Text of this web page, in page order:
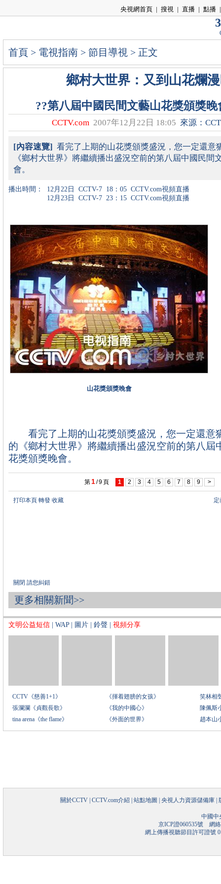
央視網首頁 | 搜視 | 直播 | 點播 |
首頁 > 電視指南 > 節目導視 > 正文
鄉村大世界：又到山花爛
??第八屆中國民間文藝山花獎頒獎晚
CCTV.com 2007年12月22日 18:05 來源：
[內容速覽] 看完了上期的山花獎頒獎盛況，您一定還意
《鄉村大世界》將繼續播出盛況空前的第八屆中國民間
會。
播出時間： 12月22日 CCTV-7 18：05 CCTV.com視頻直播
12月23日 CCTV-7 23：15 CCTV.com視頻直播
山花獎頒獎晚會
看完了上期的山花獎頒獎盛況，您一定還意
的《鄉村大世界》將繼續播出盛況空前的第八屆
花獎頒獎晚會。
第 1/9頁 1 2 3 4 5 6 7 8 9 >
打印本頁 轉發 收藏
關閉 請您糾錯
更多相關新聞>>
文明公益短信 WAP| 圖片 鈴聲 視頻分享
CCTV《慈善1+1》
張瀾瀾《貞觀長歌》
tina arena《the flame》
《揮着翅膀的女孩》
《我的中國心》
《外面的世界》
笑林相
陳佩斯
趙本山
關於CCTV CCTV.com介紹 站點地圖 央視人力資源儲備庫
中國中
京ICP證060535號網絡
網上傳播視聽節目許可證號